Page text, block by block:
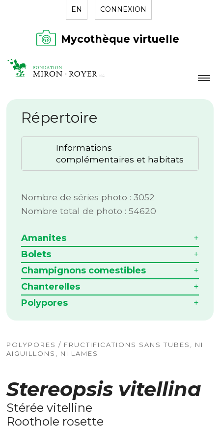
EN CONNEXION
Mycothèque virtuelle
LA FONDATION
NOUVELLES
RÉPERTOIRE
Répertoire
Informations
complémentaires et habitats
Nombre de séries photo : 3052
Nombre total de photo : 54620
Amanites
Bolets
Champignons comestibles
Chanterelles
Polypores
POLYPORES / FRUCTIFICATIONS SANS TUBES, NI
AIGUILLONS, NI LAMES
Stereopsis vitellina
Stérée vitelline
Roothole rosette